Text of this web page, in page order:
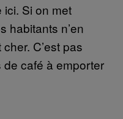
ici. Si on met
habitants n’en
C’est pas
de café à emporter